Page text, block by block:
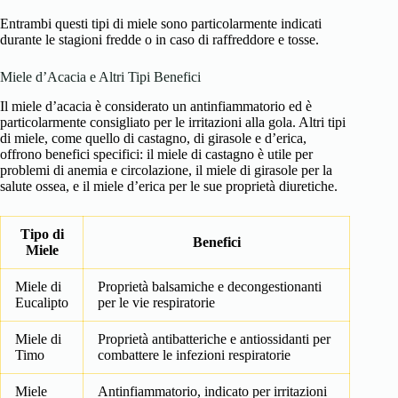
Entrambi questi tipi di miele sono particolarmente indicati
durante le stagioni fredde o in caso di raffreddore e tosse.
Miele d’Acacia e Altri Tipi Benefici
Il miele d’acacia è considerato un antinfiammatorio ed è
particolarmente consigliato per le irritazioni alla gola. Altri tipi
di miele, come quello di castagno, di girasole e d’erica,
offrono benefici specifici: il miele di castagno è utile per
problemi di anemia e circolazione, il miele di girasole per la
salute ossea, e il miele d’erica per le sue proprietà diuretiche.
Tipo di
Miele
Benefici
Miele di
Eucalipto
Proprietà balsamiche e decongestionanti
per le vie respiratorie
Miele di
Timo
Proprietà antibatteriche e antiossidanti per
combattere le infezioni respiratorie
Miele Antinfiammatorio, indicato per irritazioni